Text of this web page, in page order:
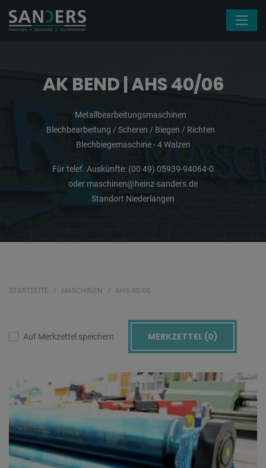
AK BEND | AHS 40/06
Metallbearbeitungsmaschinen
Blechbearbeitung / Scheren / Biegen / Richten
Blechbiegemaschine - 4 Walzen
Für telef. Auskünfte: (00 49) 05939-94064-0
oder maschinen@heinz-sanders.de
Standort Niederlangen
STARTSEITE MASCHINEN AHS 40/06
Auf Merkzettel speichern MERKZETTEL (0)